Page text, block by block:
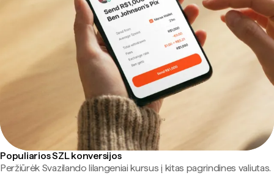
Populiarios SZL konversijos
Peržiūrėk Svazilando lilangeniai kursus į kitas pagrindines valiutas.